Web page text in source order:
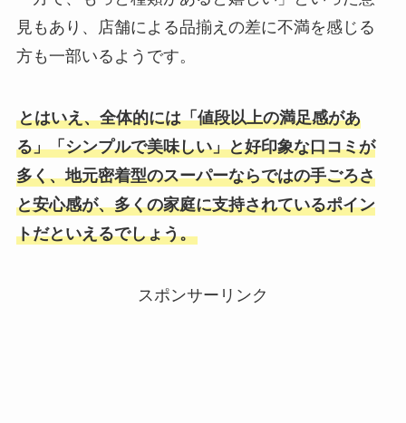
見もあり、店舗による品揃えの差に不満を感じる
方も一部いるようです。
とはいえ、全体的には「値段以上の満足感があ
る」「シンプルで美味しい」と好印象な口コミが
多く、地元密着型のスーパーならではの手ごろさ
と安心感が、多くの家庭に支持されているポイン
トだといえるでしょう。
スポンサーリンク